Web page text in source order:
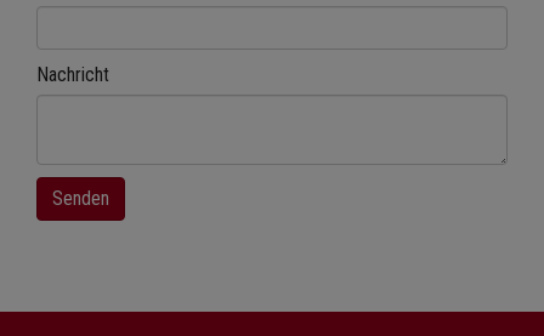
Nachricht